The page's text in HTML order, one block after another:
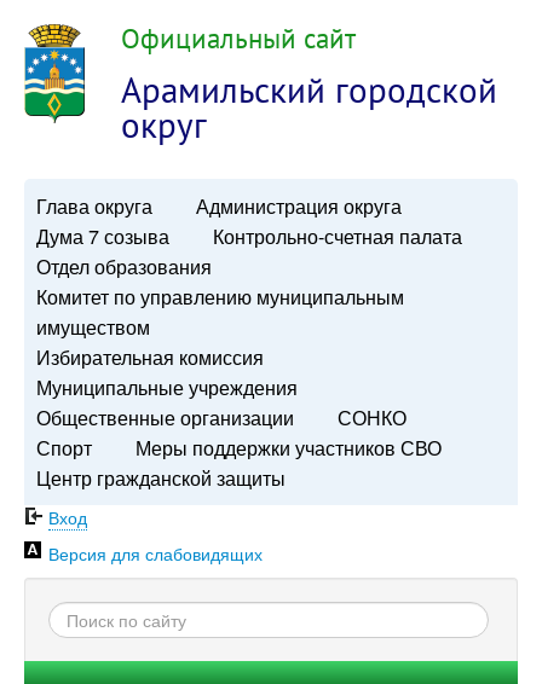
Официальный сайт
Арамильский городской
округ
Глава округа
Администрация округа
Дума 7 созыва
Контрольно-счетная палата
Отдел образования
Комитет по управлению муниципальным
имуществом
Избирательная комиссия
Муниципальные учреждения
Общественные организации
СОНКО
Спорт
Меры поддержки участников СВО
Центр гражданской защиты
Вход
Версия для слабовидящих